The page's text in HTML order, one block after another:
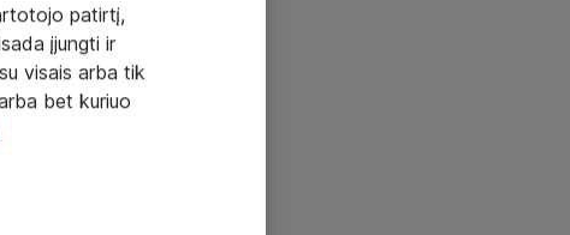
patirtį,
įjungti ir
visais arba tik
bet kuriuo